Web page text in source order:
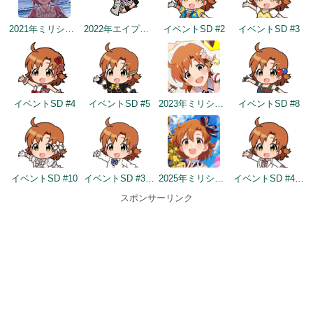
2021年ミリシタ4周年カウントダウン（4日前） 2022年エイプリルフールネタ イベントSD #2 イベントSD #3
イベントSD #4 イベントSD #5 2023年ミリシタ4周年イメージ イベントSD #8
イベントSD #10 イベントSD #346 2025年ミリシタ8周年トップ画面
イベントSD #403
スポンサーリンク